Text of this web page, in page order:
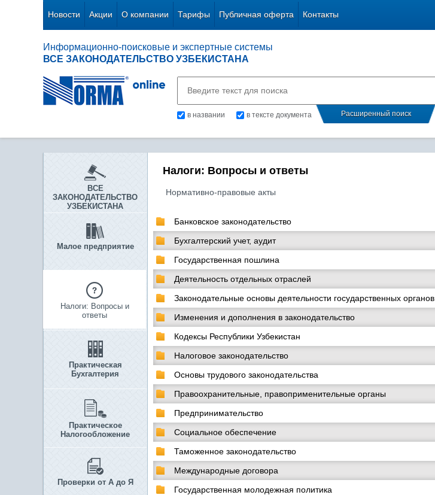
Новости Акции О компании Тарифы Публичная оферта Контакты
Информационно-поисковые и экспертные системы
ВСЕ ЗАКОНОДАТЕЛЬСТВО УЗБЕКИСТАНА
в названии в тексте документа Расширенный поиск
ВСЕ
ЗАКОНОДАТЕЛЬСТВО
УЗБЕКИСТАНА
Малое предприятие
Налоги: Вопросы и
ответы
Практическая
Бухгалтерия
Практическое
Налогообложение
Проверки от А до Я
Налоги: Вопросы и ответы
Нормативно-правовые акты
Банковское законодательство
Бухгалтерский учет, аудит
Государственная пошлина
Деятельность отдельных отраслей
Законодательные основы деятельности государственных органов
Изменения и дополнения в законодательство
Кодексы Республики Узбекистан
Налоговое законодательство
Основы трудового законодательства
Правоохранительные, правоприменительные органы
Предпринимательство
Социальное обеспечение
Таможенное законодательство
Международные договора
Государственная молодежная политика